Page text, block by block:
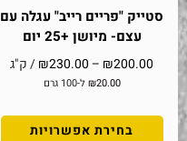
סטייק "פריים רייב" עגלה עם
עצם- מיושן +25 יום
₪200.00
–
₪230.00 / ק"ג
₪20.00 ל-100 גרם
בחירת אפשרויות